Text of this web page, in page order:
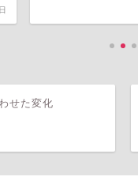
せた変化